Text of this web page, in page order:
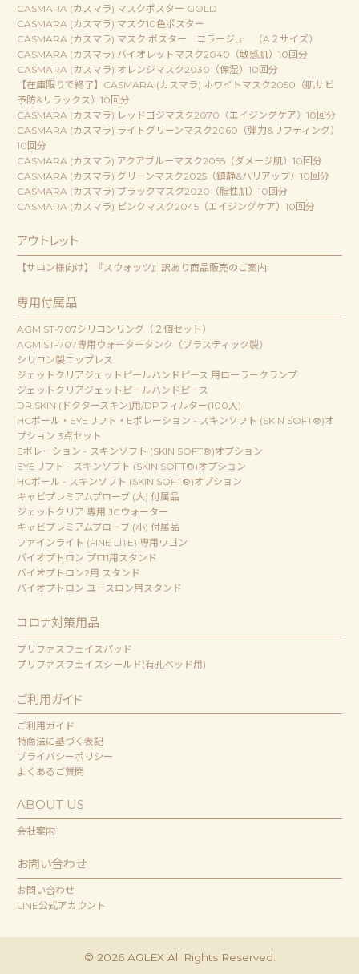
CASMARA (カスマラ) マスクポスター GOLD
CASMARA (カスマラ) マスク10色ポスター
CASMARA (カスマラ) マスク ポスター コラージュ （A２サイズ）
CASMARA (カスマラ) バイオレットマスク2040（敏感肌）10回分
CASMARA (カスマラ) オレンジマスク2030（保湿）10回分
【在庫限りで終了】CASMARA (カスマラ) ホワイトマスク2050（肌サビ
予防&リラックス）10回分
CASMARA (カスマラ) レッドゴジマスク2070（エイジングケア）10回分
CASMARA (カスマラ) ライトグリーンマスク2060（弾力&リフティング）
10回分
CASMARA (カスマラ) アクアブルーマスク2055（ダメージ肌）10回分
CASMARA (カスマラ) グリーンマスク2025（鎮静&ハリアップ）10回分
CASMARA (カスマラ) ブラックマスク2020（脂性肌）10回分
CASMARA (カスマラ) ピンクマスク2045（エイジングケア）10回分
アウトレット
【サロン様向け】『スウォッツ』訳あり商品販売のご案内
専用付属品
AGMIST-707シリコンリング（２個セット）
AGMIST-707専用ウォータータンク（プラスティック製）
シリコン製ニップレス
ジェットクリアジェットピールハンドピース 用ローラークランプ
ジェットクリアジェットピールハンドピース
DR.SKIN (ドクタースキン)用/DPフィルター(100入)
HCポール・EYEリフト・Eポレーション - スキンソフト (SKIN SOFT®)オ
プション 3点セット
Eポレーション - スキンソフト (SKIN SOFT®)オプション
EYEリフト - スキンソフト (SKIN SOFT®)オプション
HCポール - スキンソフト (SKIN SOFT®)オプション
キャビプレミアムプローブ (大) 付属品
ジェットクリア 専用 JCウォーター
キャビプレミアムプローブ (小) 付属品
ファインライト (FINE LITE) 専用ワゴン
バイオプトロン プロ1用スタンド
バイオプトロン2用 スタンド
バイオプトロン ユースロン用スタンド
コロナ対策用品
プリファスフェイスパッド
プリファスフェイスシールド(有孔ベッド用)
ご利用ガイド
ご利用ガイド
特商法に基づく表記
プライバシーポリシー
よくあるご質問
ABOUT US
会社案内
お問い合わせ
お問い合わせ
LINE公式アカウント
© 2026 AGLEX All Rights Reserved.